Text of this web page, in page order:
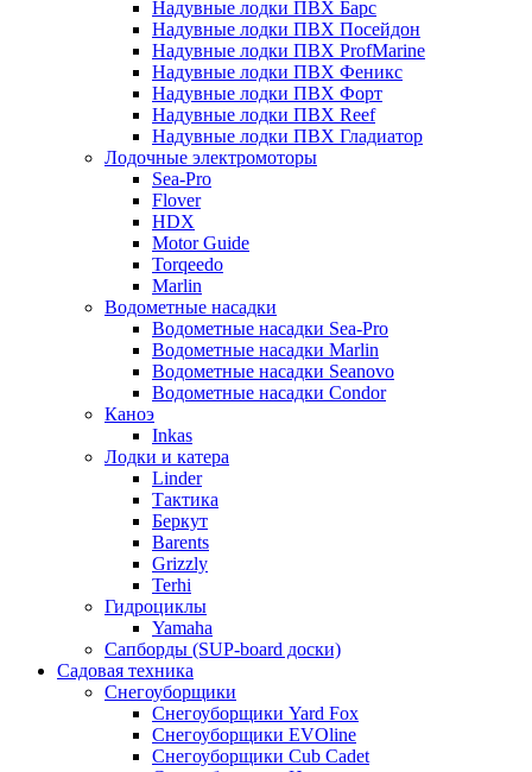
Надувные лодки ПВХ Барс
Надувные лодки ПВХ Посейдон
Надувные лодки ПВХ ProfMarine
Надувные лодки ПВХ Феникс
Надувные лодки ПВХ Форт
Надувные лодки ПВХ Reef
Надувные лодки ПВХ Гладиатор
Лодочные электромоторы
Sea-Pro
Flover
HDX
Motor Guide
Torqeedo
Marlin
Водометные насадки
Водометные насадки Sea-Pro
Водометные насадки Marlin
Водометные насадки Seanovo
Водометные насадки Condor
Каноэ
Inkas
Лодки и катера
Linder
Тактика
Беркут
Barents
Grizzly
Terhi
Гидроциклы
Yamaha
Сапборды (SUP-board доски)
Садовая техника
Снегоуборщики
Снегоуборщики Yard Fox
Снегоуборщики EVOline
Снегоуборщики Cub Cadet